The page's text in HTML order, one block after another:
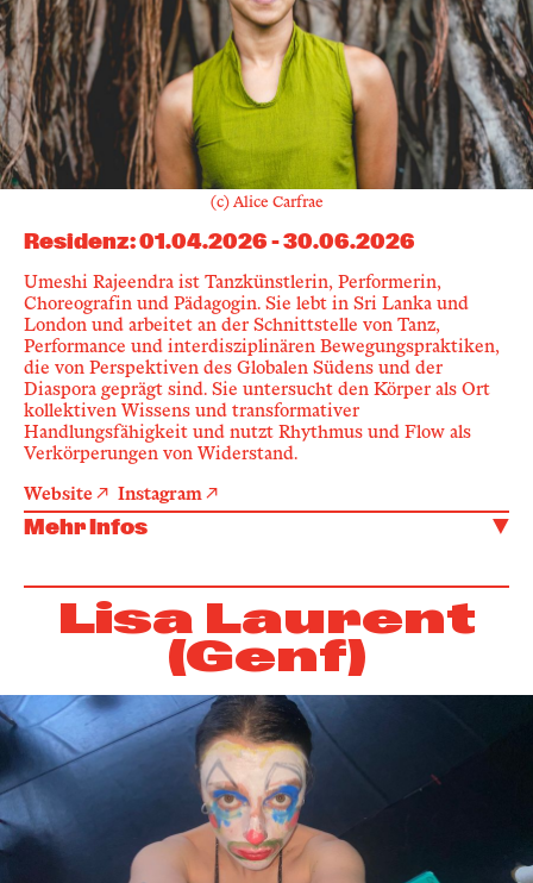
(c) Alice Carfrae
Residenz:01.04.2026-30.06.2026
Umeshi Rajeendra ist Tanzkünstlerin, Performerin,
Choreografin und Pädagogin. Sie lebt in Sri Lanka und
London und arbeitet an der Schnittstelle von Tanz,
Performance und interdisziplinären Bewegungspraktiken,
die von Perspektiven des Globalen Südens und der
Diaspora geprägt sind. Sie untersucht den Körper als Ort
kollektiven Wissens und transformativer
Handlungsfähigkeit und nutzt Rhythmus und Flow als
Verkörperungen von Widerstand.
Website Instagram
Mehr Infos
Lisa Laurent
(Genf)